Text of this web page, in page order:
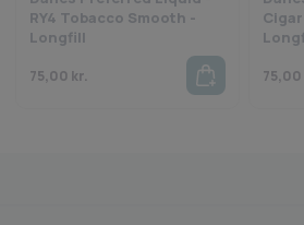
RY4 Tobacco Smooth -
Longfill
75,00 kr. 75,00